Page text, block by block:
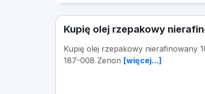
Kupię olej rzepakowy
Kupię olej rzepakowy nierafinowany
187-008 Zenon [więcej...]